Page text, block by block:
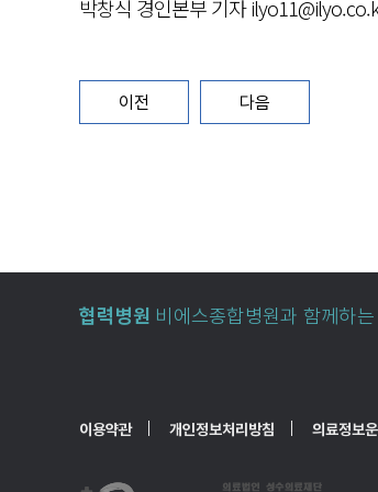
박창식 경인본부 기자
이전 다음
협력병원 비에스종합병원과 함께하
이용약관 개인정보처리방침 의료정보